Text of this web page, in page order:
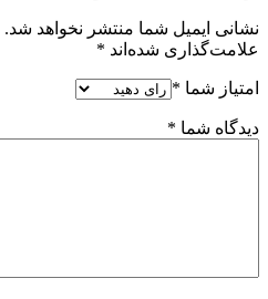
نشانی ایمیل شما منتشر نخواهد شد.
علامت‌گذاری شده‌اند *
امتیاز شما *
دیدگاه شما *